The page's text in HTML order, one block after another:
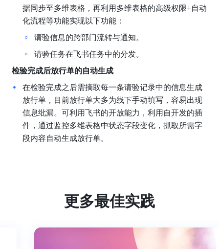
据同步至多维表格，再利用多维表格的高级权限+自动
化流程等功能实现以下功能：
请验信息的跨部门流转与通知。
请验任务在飞书任务中的分发。
检验完成后放行单的自动生成
在检验完成之后需摘取每一条请验记录中的信息生成
放行单，目前放行单大多为线下手动填写，容易出现
信息纰漏。可利用飞书的开放能力，利用自开发的插
件，通过监控多维表格中状态字段变化，抓取所需字
段内容自动生成放行单。
更多最佳实践